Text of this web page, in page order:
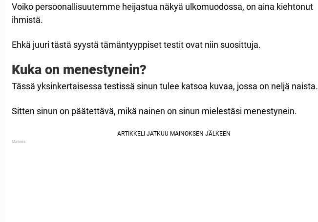
Voiko persoonallisuutemme heijastua näkyä ulkomuodossa, on aina kiehtonut
ihmistä.
Ehkä juuri tästä syystä tämäntyyppiset testit ovat niin suosittuja.
Kuka on menestynein?
Tässä yksinkertaisessa testissä sinun tulee katsoa kuvaa, jossa on neljä naista.
Sitten sinun on päätettävä, mikä nainen on sinun mielestäsi menestynein.